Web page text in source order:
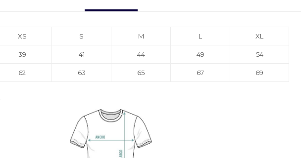
XS S M L XL
39 41 44 49 54
62 63 65 67 69